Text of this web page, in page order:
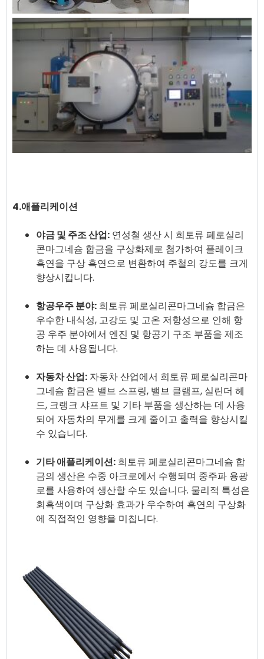
4.애플리케이션
야금 및 주조 산업: 연성철 생산 시 희토류 페로실리
콘마그네슘 합금을 구상화제로 첨가하여 플레이크
흑연을 구상 흑연으로 변환하여 주철의 강도를 크게
향상시킵니다.
항공우주 분야: 희토류 페로실리콘마그네슘 합금은
우수한 내식성, 고강도 및 고온 저항성으로 인해 항
공 우주 분야에서 엔진 및 항공기 구조 부품을 제조
하는 데 사용됩니다.
자동차 산업: 자동차 산업에서 희토류 페로실리콘마
그네슘 합금은 밸브 스프링, 밸브 클램프, 실린더 헤
드, 크랭크 샤프트 및 기타 부품을 생산하는 데 사용
되어 자동차의 무게를 크게 줄이고 출력을 향상시킬
수 있습니다.
기타 애플리케이션: 희토류 페로실리콘마그네슘 합
금의 생산은 수중 아크로에서 수행되며 중주파 용광
로를 사용하여 생산할 수도 있습니다. 물리적 특성은
회흑색이며 구상화 효과가 우수하여 흑연의 구상화
에 직접적인 영향을 미칩니다.